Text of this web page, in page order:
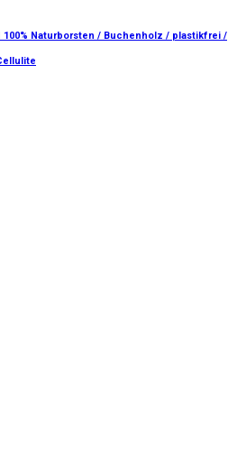
100% Naturborsten / Buchenholz / plastikfrei /